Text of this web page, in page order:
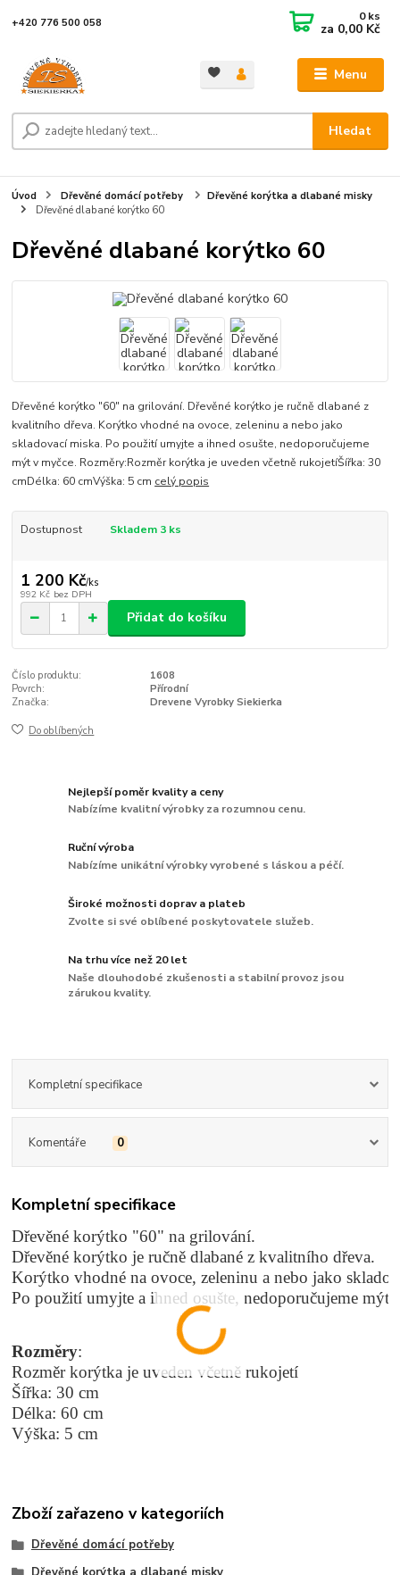
Menu
Hledat
+420 776 500 058 0ks
za 0,00 Kč
Úvod Dřevěné domácí potřeby
Dřevěné korýtka a dlabané misky
Dřevěné dlabané korýtko 60
Dřevěné dlabané korýtko 60
Dřevěné korýtko "60" na grilování. Dřevěné korýtko je ručně dlabané z
kvalitního dřeva. Korýtko vhodné na ovoce, zeleninu a nebo jako
skladovací miska. Po použití umyjte a ihned osušte, nedoporučujeme
mýt v myčce. Rozměry:Rozměr korýtka je uveden včetně rukojetíŠířka: 30
cmDélka: 60 cmVýška: 5 cm celý popis
Dostupnost Skladem 3 ks
1 200 Kč/ks
992 Kč bez DPH
Přidat do košíku
Číslo produktu:
1608
Povrch:
Přírodní
Značka:
Drevene Vyrobky Siekierka
Do oblíbených
Nejlepší poměr kvality a ceny
Nabízíme kvalitní výrobky za rozumnou cenu.
Ruční výroba
Nabízíme unikátní výrobky vyrobené s láskou a péčí.
Široké možnosti doprav a plateb
Zvolte si své oblíbené poskytovatele služeb.
Na trhu více než 20 let
Naše dlouhodobé zkušenosti a stabilní provoz jsou
zárukou kvality.
Kompletní specifikace
Komentáře 0
Kompletní specifikace
Dřevěné korýtko "60" na grilování.
Dřevěné korýtko je ručně dlabané z kvalitního dřeva.
Korýtko vhodné na ovoce, zeleninu a nebo jako
Po použití umyjte a ihned osušte, nedoporučujeme mýt
Rozměry:
Rozměr korýtka je uveden včetně rukojetí
Šířka: 30 cm
Délka: 60 cm
Výška: 5 cm
Zboží zařazeno v kategoriích
Dřevěné domácí potřeby